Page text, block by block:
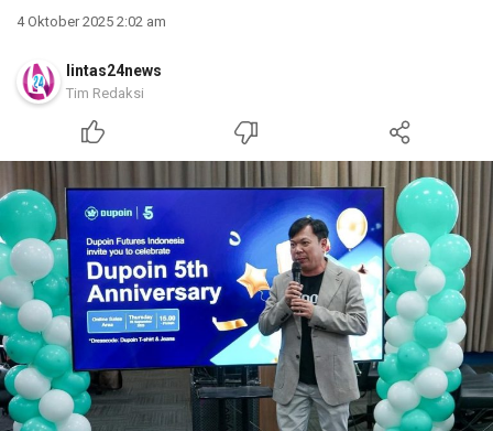
4 Oktober 2025 2:02 am
lintas24news
Tim Redaksi